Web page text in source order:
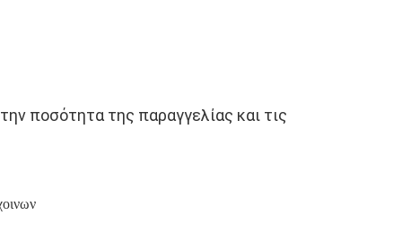
ποσότητα της παραγγελίας και τις